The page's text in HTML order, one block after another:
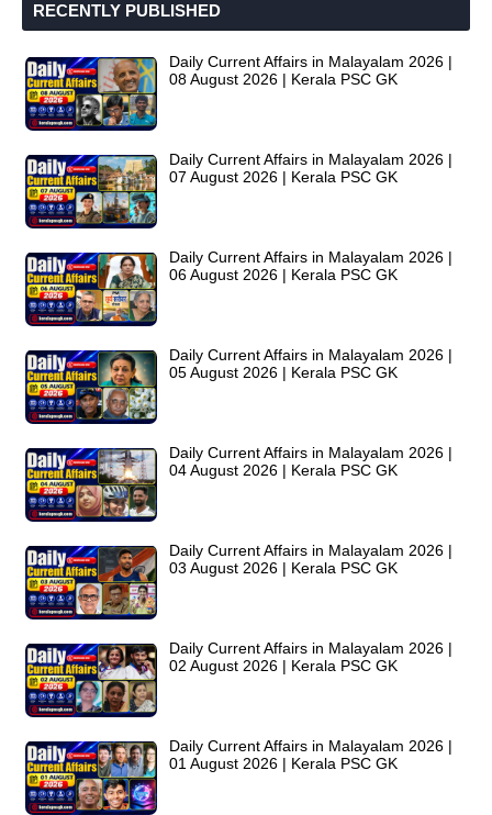
RECENTLY PUBLISHED
Daily Current Affairs in Malayalam 2026 |
08 August 2026 | Kerala PSC GK
Daily Current Affairs in Malayalam 2026 |
07 August 2026 | Kerala PSC GK
Daily Current Affairs in Malayalam 2026 |
06 August 2026 | Kerala PSC GK
Daily Current Affairs in Malayalam 2026 |
05 August 2026 | Kerala PSC GK
Daily Current Affairs in Malayalam 2026 |
04 August 2026 | Kerala PSC GK
Daily Current Affairs in Malayalam 2026 |
03 August 2026 | Kerala PSC GK
Daily Current Affairs in Malayalam 2026 |
02 August 2026 | Kerala PSC GK
Daily Current Affairs in Malayalam 2026 |
01 August 2026 | Kerala PSC GK